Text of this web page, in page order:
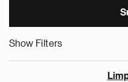
Show Filters